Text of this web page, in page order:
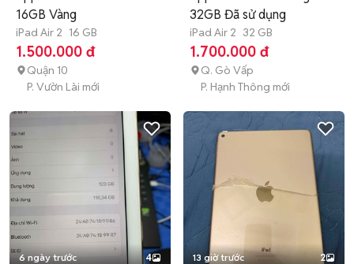
16GB Vàng
iPad Air 2 16 GB
1.500.000 đ
Quận 10
P. Vườn Lài mới
32GB Đã sử dụng
iPad Air 2 32 GB
1.700.000 đ
Q. Gò Vấp
P. Hạnh Thông mới
6 ngày trước 4 13 giờ trước 2